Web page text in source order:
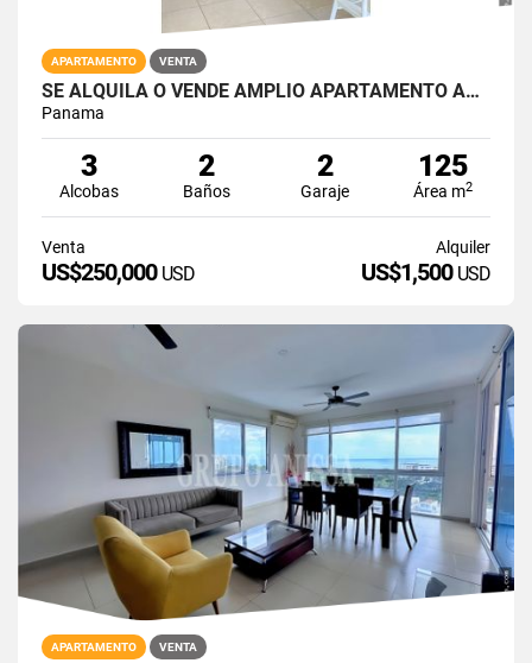
APARTAMENTO VENTA
SE ALQUILA O VENDE AMPLIO APARTAMENTO AMOBLADO EN EL CANGREJO
Panama
3
Alcobas
2
Baños
2
Garaje
125
Área m2
Venta
US$250,000 USD
Alquiler
US$1,500 USD
APARTAMENTO VENTA